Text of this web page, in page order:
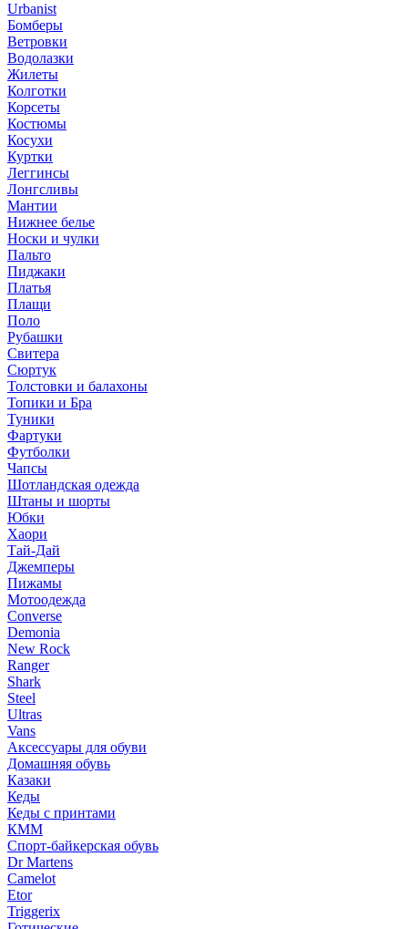
Urbanist
Бомберы
Ветровки
Водолазки
Жилеты
Колготки
Корсеты
Костюмы
Косухи
Куртки
Леггинсы
Лонгсливы
Мантии
Нижнее белье
Носки и чулки
Пальто
Пиджаки
Платья
Плащи
Поло
Рубашки
Свитера
Сюртук
Толстовки и балахоны
Топики и Бра
Туники
Фартуки
Футболки
Чапсы
Шотландская одежда
Штаны и шорты
Юбки
Хаори
Тай-Дай
Джемперы
Пижамы
Мотоодежда
Converse
Demonia
New Rock
Ranger
Shark
Steel
Ultras
Vans
Аксессуары для обуви
Домашняя обувь
Казаки
Кеды
Кеды с принтами
КММ
Спорт-байкерская обувь
Dr Martens
Camelot
Etor
Triggerix